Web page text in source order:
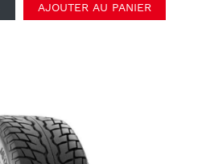
AJOUTER AU PANIER